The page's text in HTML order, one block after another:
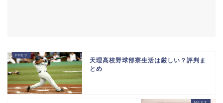
天理高校野球部寮生活は厳しい？評判ま
とめ